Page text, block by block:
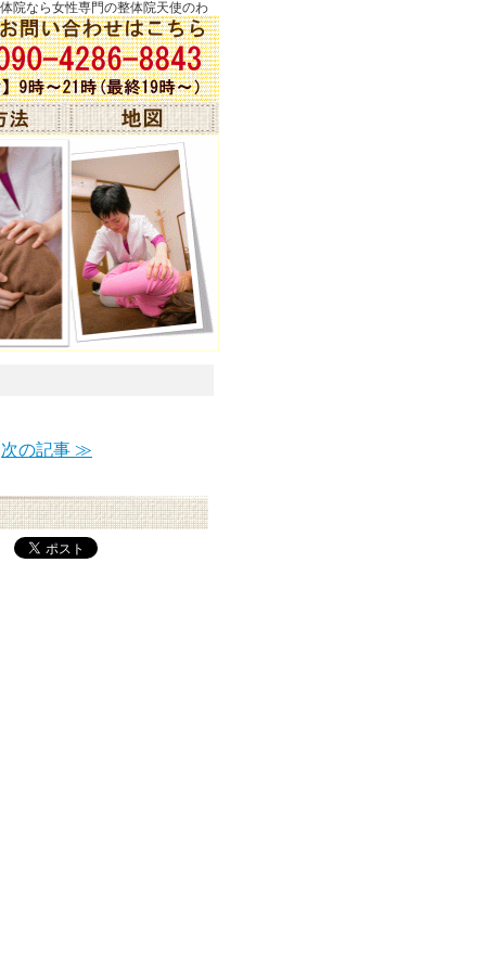
院なら女性専門の整体院天使のわ
次の記事 ≫